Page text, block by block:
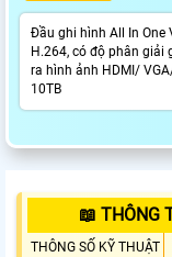
Đầu ghi hình All In One
H.264, có độ phân giải
ra hình ảnh HDMI/
10TB
📖 THÔNG
THÔNG SỐ KỸ THUẬT